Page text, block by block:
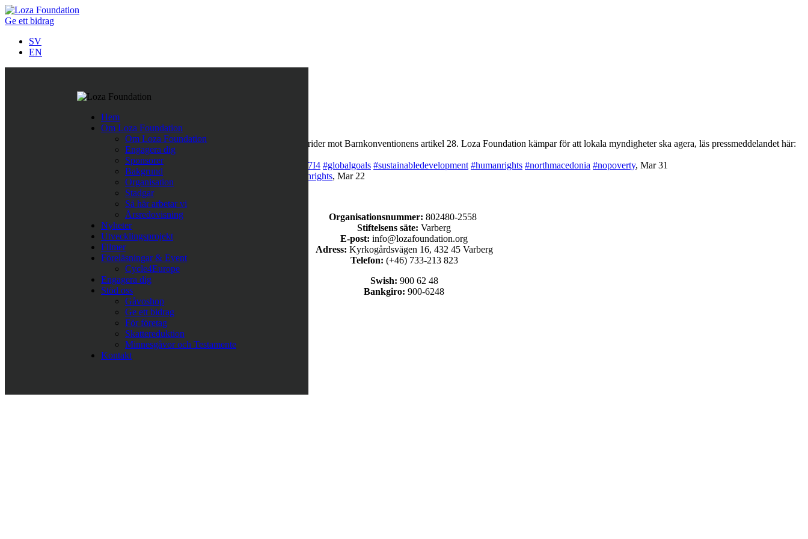
Ge ett bidrag
SV
EN
Hem
Om Loza Foundation
Om Loza Foundation
Engagera dig
Sponsorer
Bakgrund
Organisation
Stadgar
Så här arbetar vi
Årsredovisning
Nyheter
Utvecklingsprojekt
Filmer
Föreläsningar & Event
Cycle4Europe
Engagera dig
Stöd oss
Gåvoshop
Ge ett bidrag
För företag
Skattereduktion
Minnesgåvor och Testamente
Kontakt
Följ oss på Twitter
Rättshaveri att papperslösa barn i Nordmakedonien nekas skolgång, det strider mot Barnkonventionens artikel 28. Loza Foundation kämpar för att lokala myndigheter ska agera, läs pressmeddelandet här:
https://t.co/ykvv8RhnqJ
https://t.co/fBWwTAVOh9
Företagssamarbete för minskad fattigdom i Europa.
https://t.co/LQegOKg7I4 #globalgoals #sustainabledevelopment #humanrights #northmacedonia #nopoverty, Mar 31
När människor får det bättrehttps://t.co/TegpmZdcSC #humanrights, Mar 22
Organisationsnummer: 802480-2558
Stiftelsens säte: Varberg
E-post: info@lozafoundation.org
Adress: Kyrkogårdsvägen 16, 432 45 Varberg
Telefon: (+46) 733-213 823
Swish: 900 62 48
Bankgiro: 900-6248